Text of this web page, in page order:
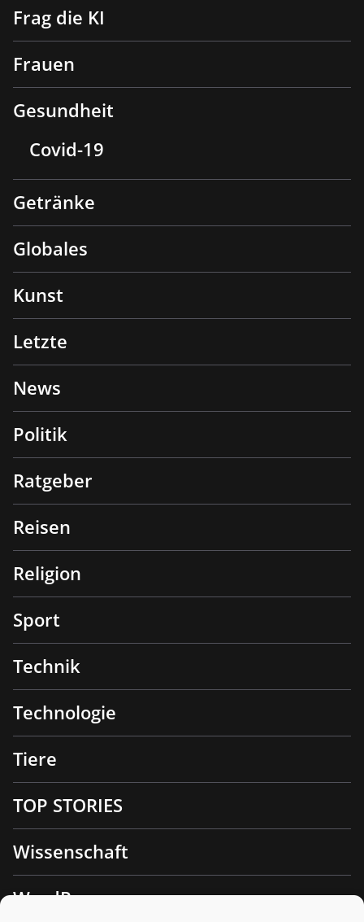
Frag die KI
Frauen
Gesundheit
Covid-19
Getränke
Globales
Kunst
Letzte
News
Politik
Ratgeber
Reisen
Religion
Sport
Technik
Technologie
Tiere
TOP STORIES
Wissenschaft
WordPress